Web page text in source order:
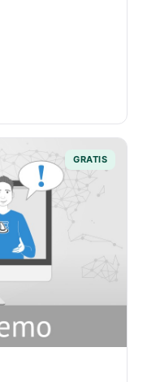
GRATIS